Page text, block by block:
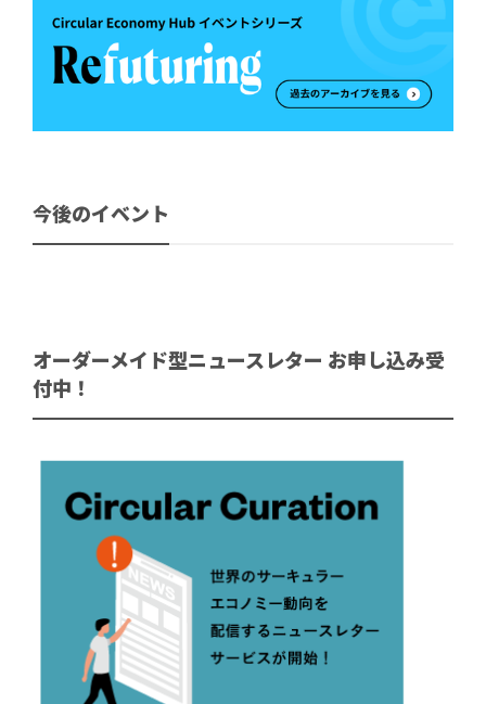
今後のイベント
オーダーメイド型ニュースレター お申し込み受
付中！